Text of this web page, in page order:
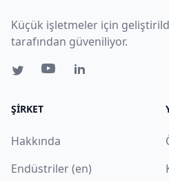
Küçük işletmeler için
tarafından güveniliyor.
ŞIRKET
Hakkında
Endüstriler (en)